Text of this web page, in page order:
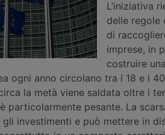
L’iniziativa
delle regole
di
imprese, in
costruire
ogni anno circolano tra i 18 e i
la metà viene saldata oltre i
particolarmente pesante. La
investimenti e può mettere in